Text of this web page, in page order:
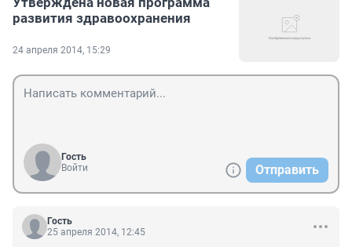
развития здравоохранения
24 апреля 2014, 15:29
Гость
Войти
Отправить
Гость
25 апреля 2014, 12:45